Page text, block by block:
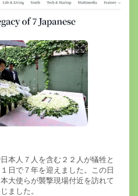
本人７人を含む２２人が犠牲と
日で７年を迎えました。この日
大使らが襲撃現場付近を訪れて
ました。